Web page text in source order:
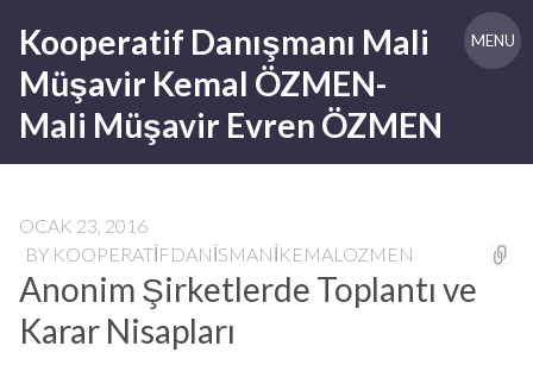
content
Kooperatif Danışmanı Mali
Müşavir Kemal ÖZMEN-
Mali Müşavir Evren ÖZMEN
MENU
OCAK 23, 2016
BY KOOPERATIFDANISMANIKEMALOZMEN
Anonim Şirketlerde Toplantı ve
Karar Nisapları